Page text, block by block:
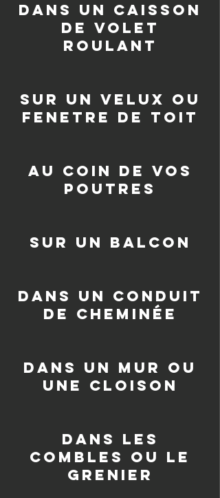
dans un caisson
de volet
roulant
sur un velux ou
fenetre de toit
au coin de vos
poutres
sur un balcon
dans un conduit
de cheminée
dans un mur ou
une cloison
dans les
combles ou le
grenier